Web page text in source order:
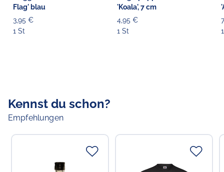
Flag' blau
3,95 €
1 St
'Koala', 7 cm
4,95 €
1 St
Kennst du schon?
Empfehlungen